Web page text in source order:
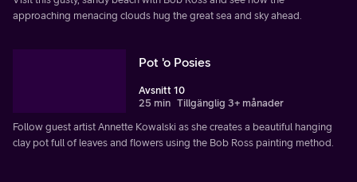
approaching menacing clouds hug the great sea and sky ahead.
Pot 'o Posies
Avsnitt 10
25 min Tillgänglig 3+ månader
Follow guest artist Annette Kowalski as she creates a beautiful hanging
clay pot full of leaves and flowers using the Bob Ross painting method.